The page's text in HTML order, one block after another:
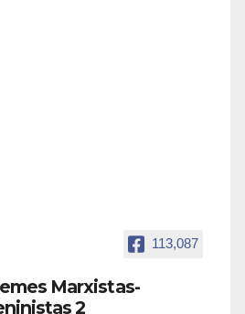
113,087
Marxistas-
2